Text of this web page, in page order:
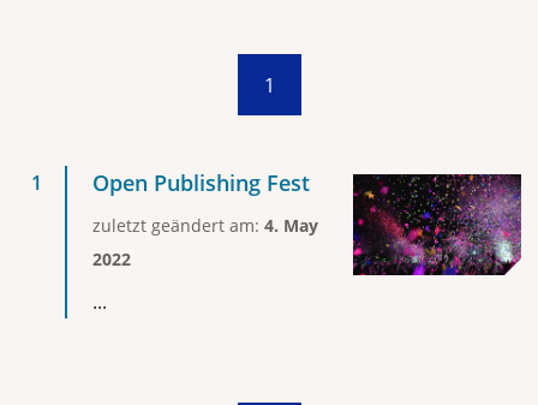
1
Open Publishing Fest
zuletzt geändert am: 4. May
2022
...